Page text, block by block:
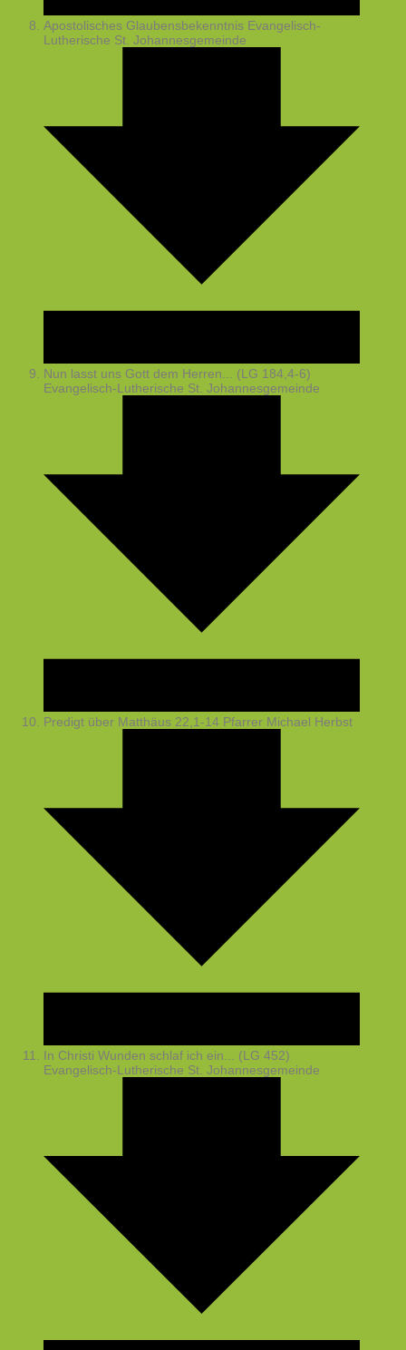
Apostolisches Glaubensbekenntnis Evangelisch-
Lutherische St. Johannesgemeinde
Nun lasst uns Gott dem Herren... (LG 184,4-6)
Evangelisch-Lutherische St. Johannesgemeinde
Predigt über Matthäus 22,1-14 Pfarrer Michael Herbst
In Christi Wunden schlaf ich ein... (LG 452)
Evangelisch-Lutherische St. Johannesgemeinde